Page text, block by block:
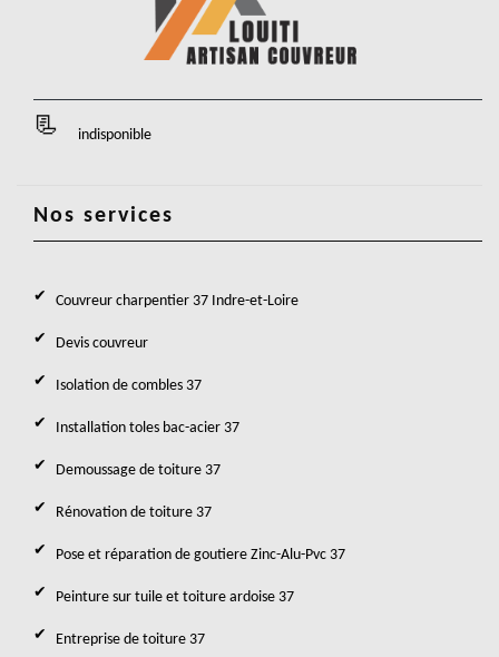
indisponible
Nos services
Couvreur charpentier 37 Indre-et-Loire
Devis couvreur
Isolation de combles 37
Installation toles bac-acier 37
Demoussage de toiture 37
Rénovation de toiture 37
Pose et réparation de goutiere Zinc-Alu-Pvc 37
Peinture sur tuile et toiture ardoise 37
Entreprise de toiture 37